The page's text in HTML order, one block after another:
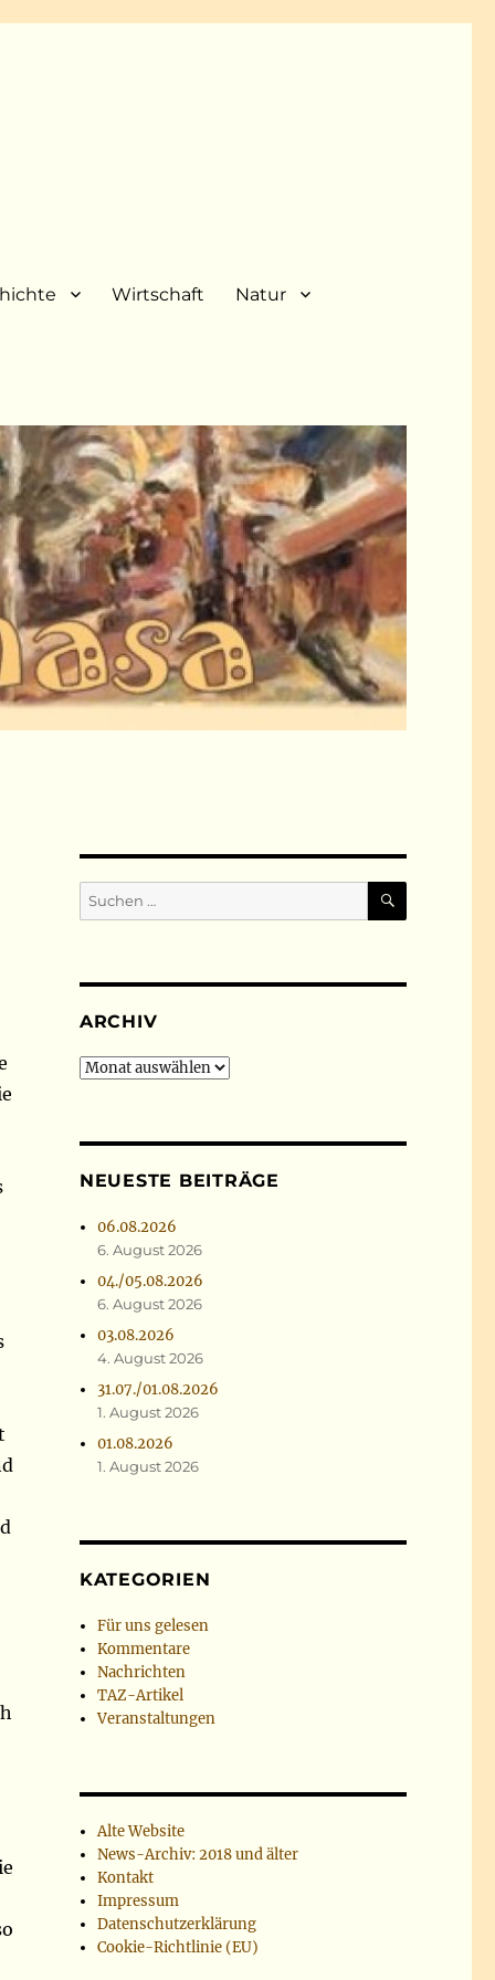
Wirtschaft Natur
Suchen
nach:
SUCHEN
ARCHIV
Archiv
NEUESTE BEITRÄGE
06.08.2026
6. August 2026
04./05.08.2026
6. August 2026
03.08.2026
4. August 2026
31.07./01.08.2026
1. August 2026
01.08.2026
1. August 2026
KATEGORIEN
Für uns gelesen
Kommentare
Nachrichten
TAZ-Artikel
Veranstaltungen
Alte Website
News-Archiv: 2018 und älter
Kontakt
Impressum
Datenschutzerklärung
Cookie-Richtlinie (EU)